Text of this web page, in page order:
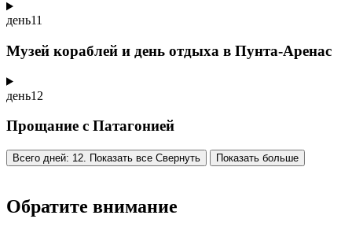
день11
Музей кораблей и день отдыха в Пунта-Аренас
день12
Прощание с Патагонией
Всего дней: 12. Показать все Свернуть Показать больше
Обратите внимание